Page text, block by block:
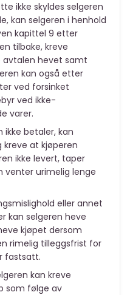
ikke skyldes selgeren
kan selgeren i henhold
kapittel 9 etter
tilbake, kreve
avtalen hevet samt
kan også etter
ved forsinket
ved ikke-
varer.
betaler, kan
at kjøperen
ikke levert, taper
venter urimelig lenge
eller annet
kan selgeren heve
kjøpet dersom
rimelig tilleggsfrist for
fastsatt.
kan kreve
som følge av